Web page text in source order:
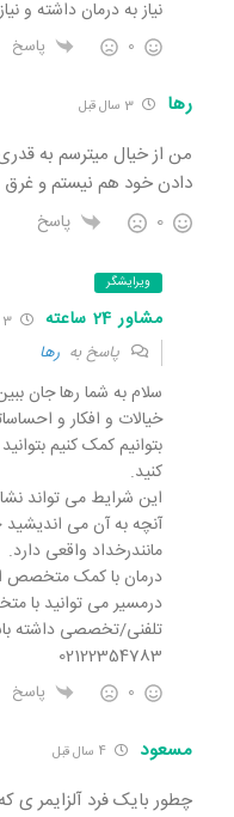
نیاز به درمان داشته و
0 پاسخ
رها
من از خیال میترسم به
دادن خود هم نیستم و غرق
0 پاسخ
ویرایشگر
مشاور 24 ساعته 3 سال قبل
پاسخ به رها
سلام به شما رها جان
خیالات و افکار و
بتوانیم کمک کنیم
کنید.
این شرایط می تواند
آنچه به آن می
مانندرخداد واقعی دارد.
درمان با کمک متخصص
درمسیر می توانید با
تلفنی/تخصصی داشته
02122354783
0 پاسخ
مسعود 4 سال قبل
چطور بایک فرد آلزایمر ی